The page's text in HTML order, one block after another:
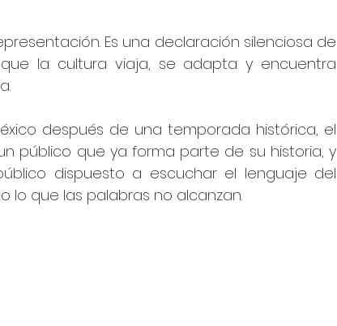
Es una declaración silenciosa de
la cultura viaja, se adapta y encuentra
después de una temporada histórica, el
público que ya forma parte de su historia, y
dispuesto a escuchar el lenguaje del
lo que las palabras no alcanzan.